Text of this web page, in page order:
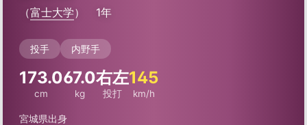
（富士大学） 1年
投手 内野手
173.0
cm
67.0
kg
右左
投打
145
km/h
宮城県出身